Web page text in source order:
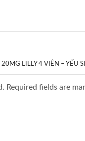
LILLY 4 VIÊN – YẾU
Required fields are